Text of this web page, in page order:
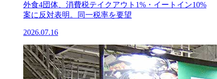
外食4団体、消費税テイクアウト1%・イートイン10%
案に反対表明。同一税率を要望
2026.07.16